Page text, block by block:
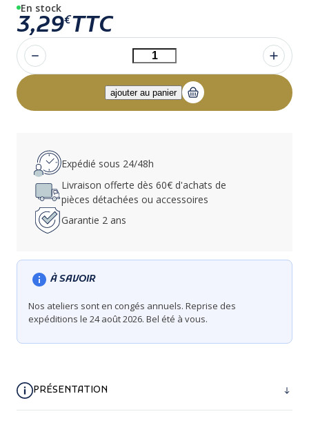
En stock
3,29€TTC
Expédié sous 24/48h
Livraison offerte dès 60€ d'achats de
pièces détachées ou accessoires
Garantie 2 ans
À SAVOIR
Nos ateliers sont en congés annuels. Reprise des
expéditions le 24 août 2026. Bel été à vous.
PRÉSENTATION